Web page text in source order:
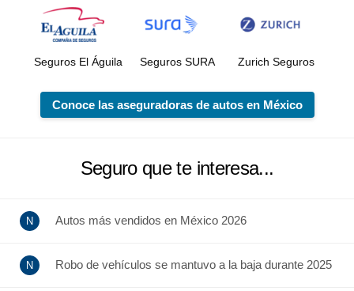
Seguros El Águila Seguros SURA Zurich Seguros
Conoce las aseguradoras de autos en México
Seguro que te interesa...
Autos más vendidos en México 2026
Robo de vehículos se mantuvo a la baja durante 2025